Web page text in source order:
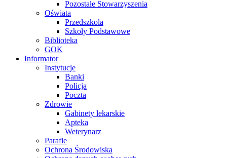
Pozostałe Stowarzyszenia
Oświata
Przedszkola
Szkoły Podstawowe
Biblioteka
GOK
Informator
Instytucje
Banki
Policja
Poczta
Zdrowie
Gabinety lekarskie
Apteka
Weterynarz
Parafie
Ochrona Środowiska